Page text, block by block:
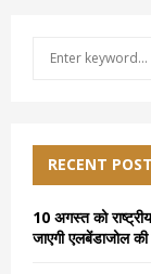
f
o
r
RECENT
10 अगस्त को
जाएगी एलबेंडाजोल